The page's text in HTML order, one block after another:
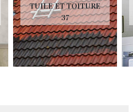
TUILE ET TOITURE
37